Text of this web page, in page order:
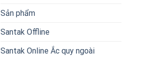
Sản phẩm
Santak Offline
Santak Online Ắc quy ngoài